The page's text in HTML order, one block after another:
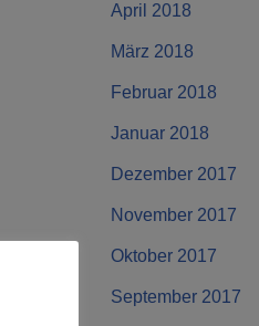
April 2018
März 2018
Februar 2018
Januar 2018
Dezember 2017
November 2017
Oktober 2017
September 2017